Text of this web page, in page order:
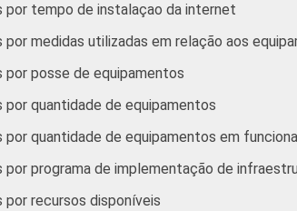
por tempo de instalaçao da internet
medidas utilizadas em relação aos
por posse de equipamentos
quantidade de equipamentos
por quantidade de equipamentos em
por programa de implementação de
recursos disponíveis